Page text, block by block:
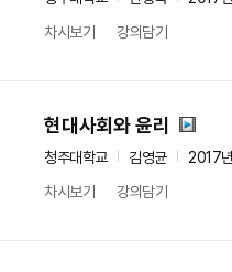
차시보기
강의담기
현대사회와 윤리
청주대학교 김영균
2017
차시보기
강의담기